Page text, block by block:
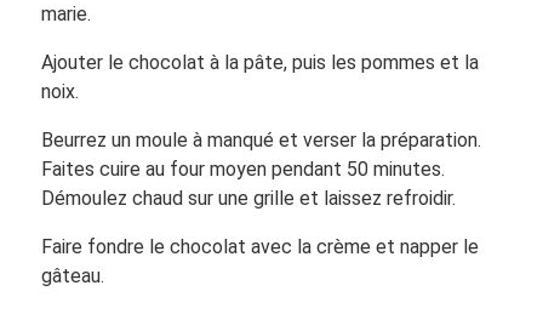
marie.
Ajouter le chocolat à la pâte, puis les pommes et la
noix.
Beurrez un moule à manqué et verser la préparation.
Faites cuire au four moyen pendant 50 minutes.
Démoulez chaud sur une grille et laissez refroidir.
Faire fondre le chocolat avec la crème et napper le
gâteau.